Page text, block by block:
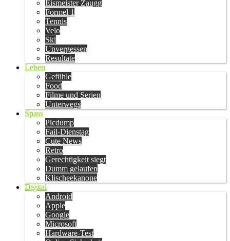
Eismeister Zaugg
Formel 1
Tennis
Velo
Ski
Unvergessen
Resultate
Leben
Gefühle
Food
Filme und Serien
Unterwegs
Spass
Picdump
Fail-Dienstag
Cute News
Retro
Gerechtigkeit siegt
Dumm gelaufen
Klischeekanone
Digital
Android
Apple
Google
Microsoft
Hardware-Test